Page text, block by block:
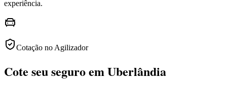
experiência.
Cotação no Agilizador
Cote seu seguro em Uberlândia